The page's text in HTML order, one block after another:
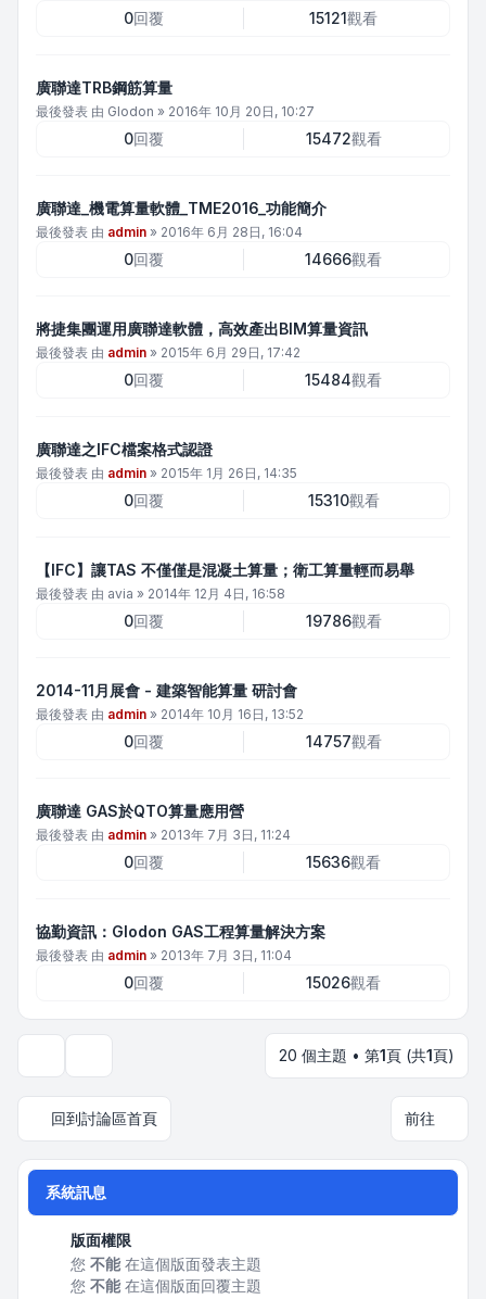
0回覆 15121觀看
廣聯達TRB鋼筋算量
最後發表 由 Glodon » 2016年 10月 20日, 10:27
0回覆 15472觀看
廣聯達_機電算量軟體_TME2016_功能簡介
最後發表 由 admin » 2016年 6月 28日, 16:04
0回覆 14666觀看
將捷集團運用廣聯達軟體，高效產出BIM算量資訊
最後發表 由 admin » 2015年 6月 29日, 17:42
0回覆 15484觀看
廣聯達之IFC檔案格式認證
最後發表 由 admin » 2015年 1月 26日, 14:35
0回覆 15310觀看
【IFC】讓TAS 不僅僅是混凝土算量；衛工算量輕而易舉
最後發表 由 avia » 2014年 12月 4日, 16:58
0回覆 19786觀看
2014-11月展會 - 建築智能算量 研討會
最後發表 由 admin » 2014年 10月 16日, 13:52
0回覆 14757觀看
廣聯達 GAS於QTO算量應用營
最後發表 由 admin » 2013年 7月 3日, 11:24
0回覆 15636觀看
協勤資訊：Glodon GAS工程算量解決方案
最後發表 由 admin » 2013年 7月 3日, 11:04
0回覆 15026觀看
20 個主題 • 第1頁 (共1頁)
回到討論區首頁 前往
系統訊息
版面權限
您 不能在這個版面發表主題
您 不能在這個版面回覆主題